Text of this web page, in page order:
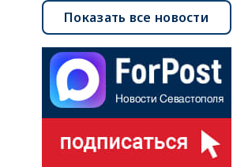
Показать все новости